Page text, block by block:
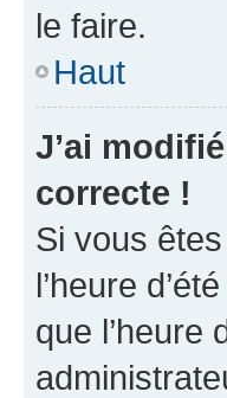
le faire.
Haut
J’ai
correcte !
Si vous
l’heure
que l’heure